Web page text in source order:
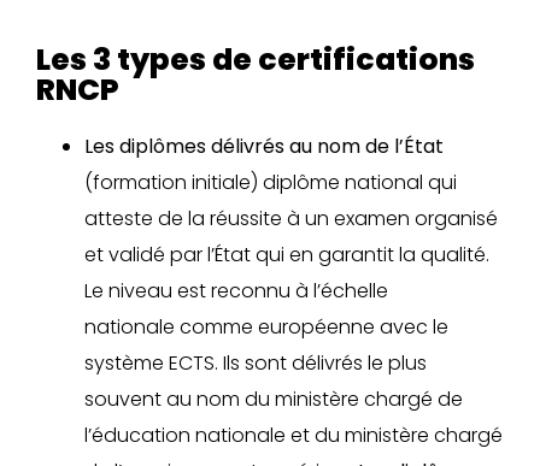
Les 3 types de certifications
RNCP
Les diplômes délivrés au nom de l’État
(formation initiale) diplôme national qui
atteste de la réussite à un examen organisé
et validé par l’État qui en garantit la qualité.
Le niveau est reconnu à l’échelle
nationale comme européenne avec le
système ECTS. Ils sont délivrés le plus
souvent au nom du ministère chargé de
l’éducation nationale et du ministère chargé